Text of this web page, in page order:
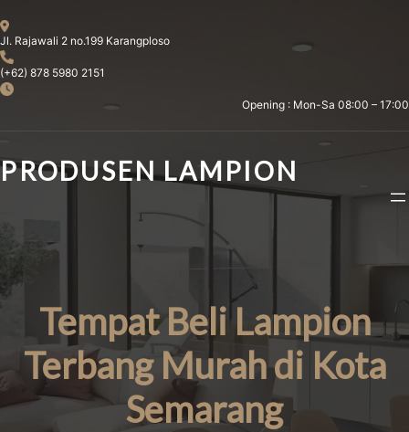
to
content
Jl. Rajawali 2 no.199 Karangploso
(+62) 878 5980 2151
Opening : Mon-Sa 08:00 – 17:00
PRODUSEN LAMPION
Tempat Beli Lampion
Terbang Murah di Kota
Semarang